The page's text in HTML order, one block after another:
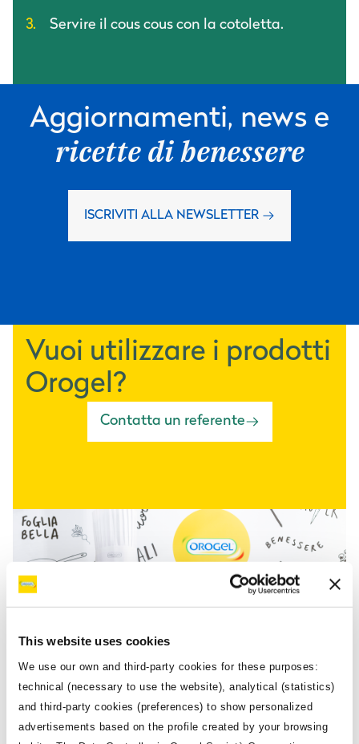
This website uses cookies
We use our own and third-party cookies for these purposes:
technical (necessary to use the website), analytical (statistics)
and third-party cookies (preferences) to show personalized
advertisements based on the profile created by your browsing
Servire il cous cous con la cotoletta.
Aggiornamenti, news e
ricette di benessere
ISCRIVITI ALLA NEWSLETTER
Vuoi utilizzare i prodotti
Orogel?
Contatta un referente